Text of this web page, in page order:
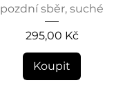
pozdní sběr, suché
Cena
295,00 Kč
Koupit